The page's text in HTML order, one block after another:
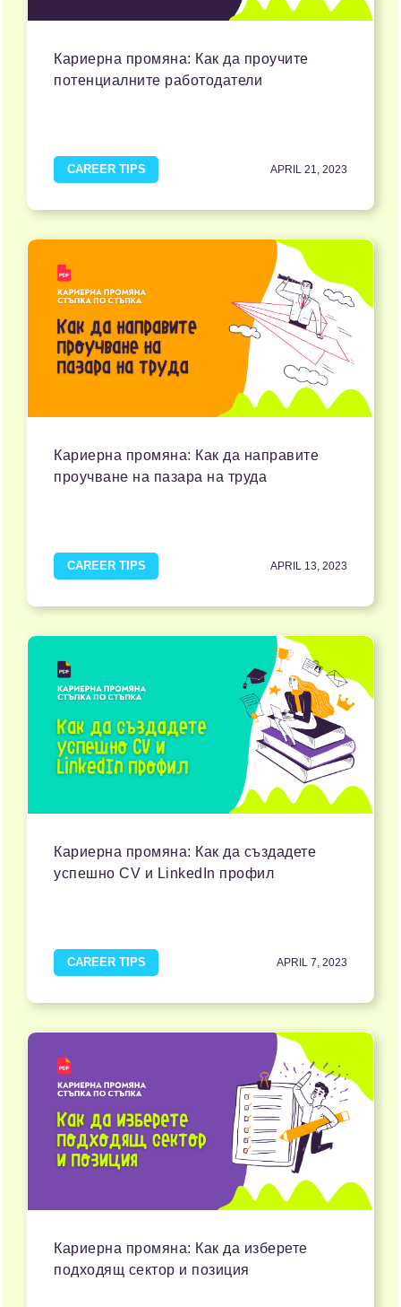
Кариерна промяна: Как да проучите
потенциалните работодатели
CAREER TIPS APRIL 21, 2023
Кариерна промяна: Как да направите
проучване на пазара на труда
CAREER TIPS APRIL 13, 2023
Кариерна промяна: Как да създадете
успешно CV и LinkedIn профил
CAREER TIPS APRIL 7, 2023
Кариерна промяна: Как да изберете
подходящ сектор и позиция